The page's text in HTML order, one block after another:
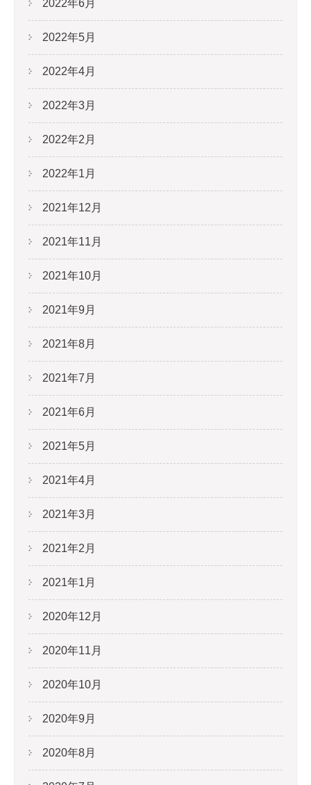
2022年6月
2022年5月
2022年4月
2022年3月
2022年2月
2022年1月
2021年12月
2021年11月
2021年10月
2021年9月
2021年8月
2021年7月
2021年6月
2021年5月
2021年4月
2021年3月
2021年2月
2021年1月
2020年12月
2020年11月
2020年10月
2020年9月
2020年8月